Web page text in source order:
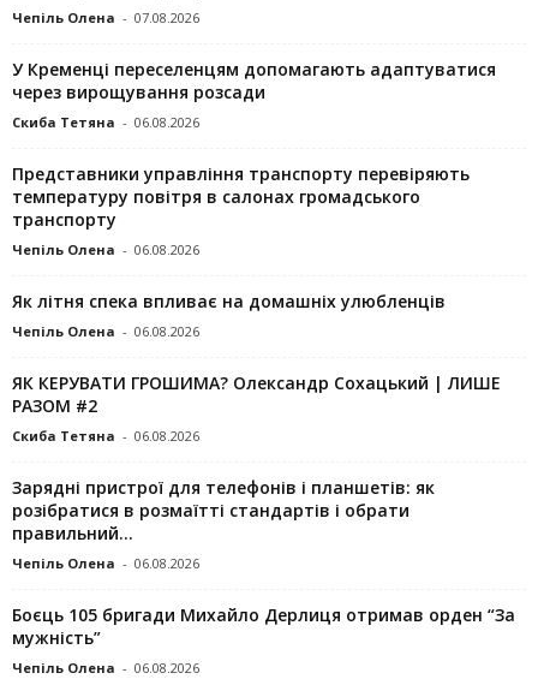
Чепіль Олена - 07.08.2026
У Кременці переселенцям допомагають адаптуватися
через вирощування розсади
Скиба Тетяна - 06.08.2026
Представники управління транспорту перевіряють
температуру повітря в салонах громадського
транспорту
Чепіль Олена - 06.08.2026
Як літня спека впливає на домашніх улюбленців
Чепіль Олена - 06.08.2026
ЯК КЕРУВАТИ ГРОШИМА? Олександр Сохацький | ЛИШЕ
РАЗОМ #2
Скиба Тетяна - 06.08.2026
Зарядні пристрої для телефонів і планшетів: як
розібратися в розмаїтті стандартів і обрати
правильний...
Чепіль Олена - 06.08.2026
Боєць 105 бригади Михайло Дерлиця отримав орден “За
мужність”
Чепіль Олена - 06.08.2026